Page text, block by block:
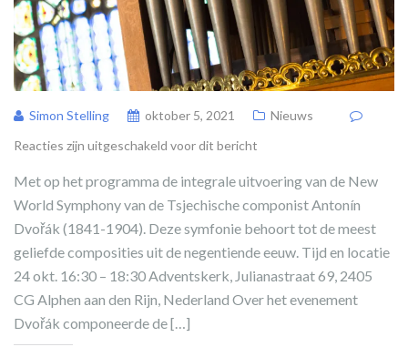
Simon Stelling oktober 5, 2021
Nieuws
Reacties zijn uitgeschakeld voor dit bericht
Met op het programma de integrale uitvoering van de New
World Symphony van de Tsjechische componist Antonín
Dvořák (1841-1904). Deze symfonie behoort tot de meest
geliefde composities uit de negentiende eeuw. Tijd en locatie
24 okt. 16:30 – 18:30 Adventskerk, Julianastraat 69, 2405
CG Alphen aan den Rijn, Nederland Over het evenement
Dvořák componeerde de […]